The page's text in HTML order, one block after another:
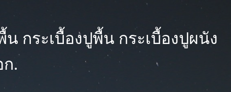
กระเบื้องปูพื้น กระเบื้องปูผนัง
.